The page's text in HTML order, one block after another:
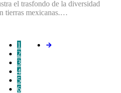
el trasfondo de la diversidad
tierras mexicanas.…
1
2
3
4
5
6